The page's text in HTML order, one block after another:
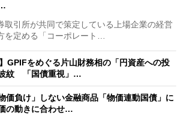
引所が共同で策定している上場企業の経営
を定める「コーポレート…
GPIFをめぐる片山財務相の「円資産への投
紋 「国債重視」…
価負け」しない金融商品「物価連動国債」に
の動きに合わせ…